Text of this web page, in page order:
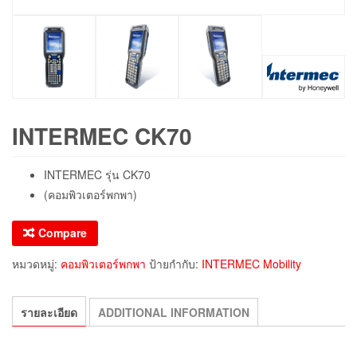
INTERMEC CK70
INTERMEC รุ่น CK70
(คอมพิวเตอร์พกพา)
Compare
หมวดหมู่: คอมพิวเตอร์พกพา ป้ายกำกับ: INTERMEC Mobility
รายละเอียด ADDITIONAL INFORMATION